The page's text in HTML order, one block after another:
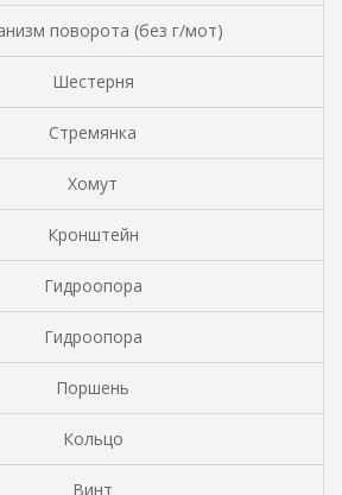
поворота (без г/мот)
Шестерня
Стремянка
Хомут
Кронштейн
Гидроопора
Гидроопора
Поршень
Кольцо
Винт